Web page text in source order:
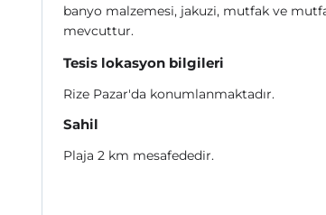
banyo malzemesi, jakuzi, mutfak ve
mevcuttur.
Tesis lokasyon bilgileri
Rize Pazar'da konumlanmaktadır.
Sahil
Plaja 2 km mesafededir.